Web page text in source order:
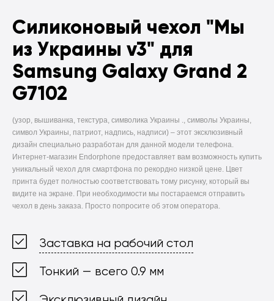
Силиконовый чехол "Мы
из Украины v3" для
Samsung Galaxy Grand 2
G7102
(узор, вышиванка, текстура, символика Украины ., символы Украины,
символ Украины, патриот, надпись, надписи) – этот эксклюзивный
дизайн специально разработан для данной модели телефона.
Интернет-магазин Endorphone предоставляет вам возможность купить
уникальный чехол для смартфона по рекордно низкой цене. Цвет
принта будет полностью соответствовать тому рисунку, который вы
видите на экране. При необходимости мы постараемся отправить
чехол в день заказа. Просто попросите об этом оператора.
Заставка на рабочий стол
Тонкий — всего 0.9 мм